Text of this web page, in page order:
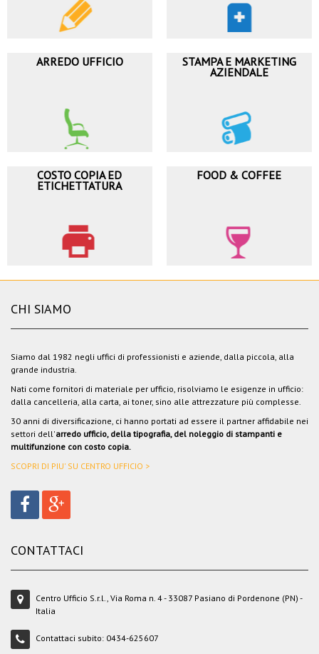
ARREDO UFFICIO STAMPA E MARKETING
AZIENDALE
COSTO COPIA ED
ETICHETTATURA
FOOD & COFFEE
CHI SIAMO
Siamo dal 1982 negli uffici di professionisti e aziende, dalla piccola, alla
grande industria.
Nati come fornitori di materiale per ufficio, risolviamo le esigenze in ufficio:
dalla cancelleria, alla carta, ai toner, sino alle attrezzature più complesse.
30 anni di diversificazione, ci hanno portati ad essere il partner affidabile nei
settori dell'arredo ufficio, della tipografia, del noleggio di stampanti e
multifunzione con costo copia.
SCOPRI DI PIU' SU CENTRO UFFICIO >
CONTATTACI
Centro Ufficio S.r.l., Via Roma n. 4 - 33087 Pasiano di Pordenone (PN) -
Italia
Contattaci subito: 0434-625607